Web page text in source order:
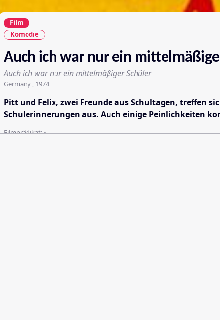
Film
Komödie
Auch ich war nur ein
Auch ich war nur ein mittelmäßiger Schüler
Germany , 1974
Pitt und Felix, zwei Freunde aus Schultagen, treffen
Schulerinnerungen aus. Auch einige Peinlichkeiten
Filmprädikat:-